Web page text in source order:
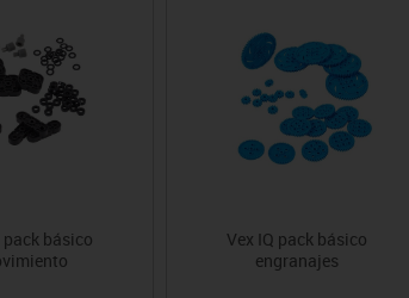
pack básico
Vex IQ pack básico
engranajes